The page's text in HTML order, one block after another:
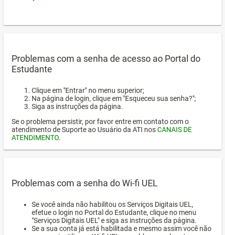
Problemas com a senha de acesso ao Portal do
Estudante
Clique em "Entrar" no menu superior;
Na página de login, clique em "Esqueceu sua senha?";
Siga as instruções da página.
Se o problema persistir, por favor entre em contato com o
atendimento de Suporte ao Usuário da ATI nosCANAIS DE
ATENDIMENTO.
Problemas com a senha do Wi-fi UEL
Se você ainda não habilitou os Serviços Digitais UEL,
efetue o login no Portal do Estudante, clique no menu
"Serviços Digitais UEL" e siga as instruções da página.
Se a sua conta já está habilitada e mesmo assim você não